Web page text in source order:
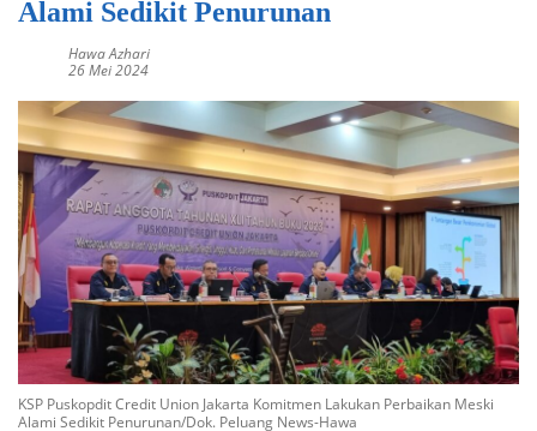
Alami Sedikit Penurunan
Hawa Azhari
26 Mei 2024
KSP Puskopdit Credit Union Jakarta Komitmen Lakukan Perbaikan Meski
Alami Sedikit Penurunan/Dok. Peluang News-Hawa